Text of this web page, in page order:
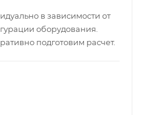
в зависимости от
оборудования.
подготовим расчет.